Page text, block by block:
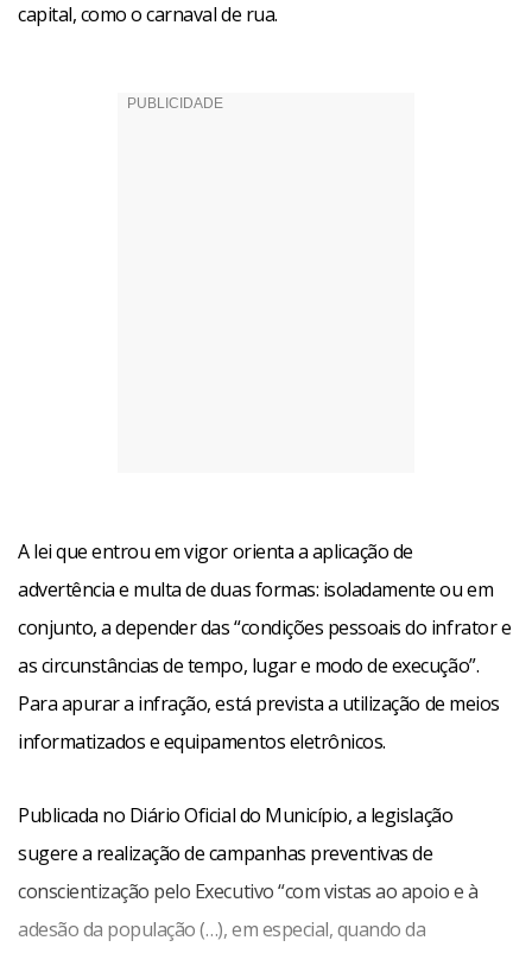
capital, como o carnaval de rua.
A lei que entrou em vigor orienta a aplicação de
advertência e multa de duas formas: isoladamente ou em
conjunto, a depender das “condições pessoais do infrator e
as circunstâncias de tempo, lugar e modo de execução”.
Para apurar a infração, está prevista a utilização de meios
informatizados e equipamentos eletrônicos.
Publicada no Diário Oficial do Município, a legislação
sugere a realização de campanhas preventivas de
conscientização pelo Executivo “com vistas ao apoio e à
adesão da população (…), em especial, quando da